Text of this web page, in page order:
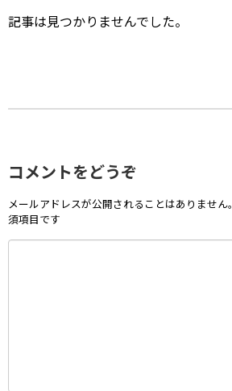
記事は見つかりませんでした。
コメントをどうぞ
メールアドレスが公開されることはありません。
須項目です